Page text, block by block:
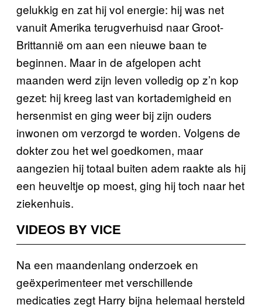
gelukkig en zat hij vol energie: hij was net
vanuit Amerika terugverhuisd naar Groot-
Brittannië om aan een nieuwe baan te
beginnen. Maar in de afgelopen acht
maanden werd zijn leven volledig op z’n kop
gezet: hij kreeg last van kortademigheid en
hersenmist en ging weer bij zijn ouders
inwonen om verzorgd te worden. Volgens de
dokter zou het wel goedkomen, maar
aangezien hij totaal buiten adem raakte als hij
een heuveltje op moest, ging hij toch naar het
ziekenhuis.
VIDEOS BY VICE
Na een maandenlang onderzoek en
geëxperimenteer met verschillende
medicaties zegt Harry bijna helemaal hersteld